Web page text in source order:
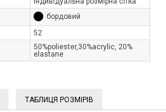
бордовий
52
50%poliester,30%acrylic, 20%
elastane
ТАБЛИЦЯ РОЗМІРІВ